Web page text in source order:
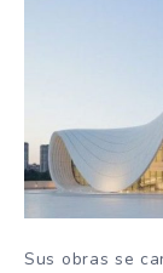
Sus obras se